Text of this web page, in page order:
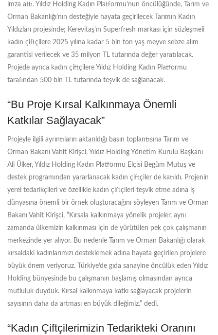
imza attı. Yıldız Holding Kadın Platformu’nun öncülüğünde, Tarım ve
Orman Bakanlığı’nın desteğiyle hayata geçirilecek Tarımın Kadın
Yıldızları projesinde; Kerevitaş’ın Superfresh markası için sözleşmeli
kadın çiftçilere 2025 yılına kadar 5 bin ton yaş meyve sebze alım
garantisi verilecek ve 35 milyon TL tutarında değer yaratılacak.
Projede ayrıca kadın çiftçilere Yıldız Holding Kadın Platformu
tarafından 500 bin TL tutarında teşvik de sağlanacak.
“Bu Proje Kırsal Kalkınmaya Önemli
Katkılar Sağlayacak”
Projeyle ilgili ayrıntıların aktarıldığı basın toplantısına Tarım ve
Orman Bakanı Vahit Kirişci, Yıldız Holding Yönetim Kurulu Başkanı
Ali Ülker, Yıldız Holding Kadın Platformu Elçisi Begüm Mutuş ve
destek programından yararlanacak kadın çiftçiler de katıldı. Projenin
yerel tedarikçileri ve özellikle kadın çiftçileri teşvik etme adına iş
dünyasına önemli bir örnek oluşturacağını söyleyen Tarım ve Orman
Bakanı Vahit Kirişci, “Kırsala kalkınmaya yönelik projeler, aynı
zamanda ülkemizin kalkınması için de yürütülen pek çok çalışmanın
merkezinde yer alıyor. Bu nedenle Tarım ve Orman Bakanlığı olarak
kırsaldaki kadınlarımızı desteklemek adına hayata geçirilen projelere
büyük önem veriyoruz. Türkiye’de gıda sanayine öncülük eden Yıldız
Holding bünyesinde bu çalışmanın başlamış olmasından ayrıca
mutluluk duyduk. Kırsal kalkınmaya katkı sağlayacak projelerin
sayısının daha da artması en büyük dileğimiz.” dedi.
“Kadın Çiftçilerimizin Tedarikteki Oranını